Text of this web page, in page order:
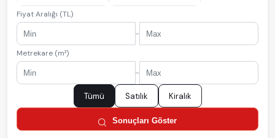
Fiyat Aralığı (TL)
-
Metrekare (m²)
-
Tümü Satılık Kiralık
Sonuçları Göster